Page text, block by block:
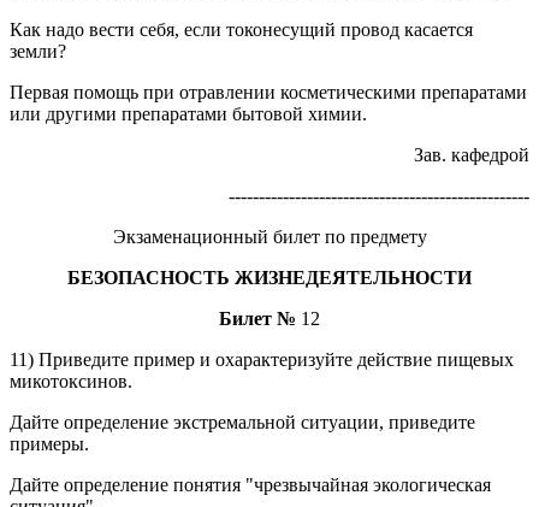
Как надо вести себя, если токонесущий провод касается
земли?
Первая помощь при отравлении косметическими препаратами
или другими препаратами бытовой химии.
Зав. кафедрой
--------------------------------------------------
Экзаменационный билет по предмету
БЕЗОПАСНОСТЬ ЖИЗНЕДЕЯТЕЛЬНОСТИ
Билет № 12
11) Приведите пример и охарактеризуйте действие пищевых
микотоксинов.
Дайте определение экстремальной ситуации, приведите
примеры.
Дайте определение понятия "чрезвычайная экологическая